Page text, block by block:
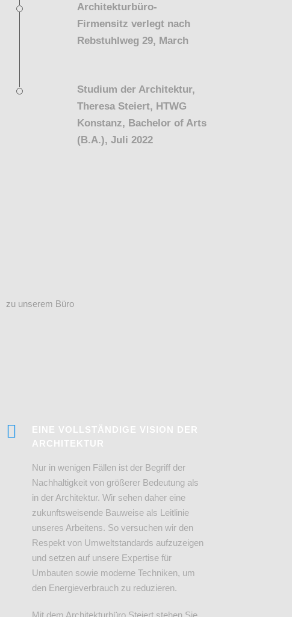
Architekturbüro-
Firmensitz verlegt nach
Rebstuhlweg 29, March
Studium der Architektur,
Theresa Steiert, HTWG
Konstanz, Bachelor of Arts
(B.A.), Juli 2022
zu unserem Büro
EINE VOLLSTÄNDIGE VISION DER
ARCHITEKTUR
Nur in wenigen Fällen ist der Begriff der
Nachhaltigkeit von größerer Bedeutung als
in der Architektur. Wir sehen daher eine
zukunftsweisende Bauweise als Leitlinie
unseres Arbeitens. So versuchen wir den
Respekt von Umweltstandards aufzuzeigen
und setzen auf unsere Expertise für
Umbauten sowie moderne Techniken, um
den Energieverbrauch zu reduzieren.
Mit dem Architekturbüro Steiert stehen Sie